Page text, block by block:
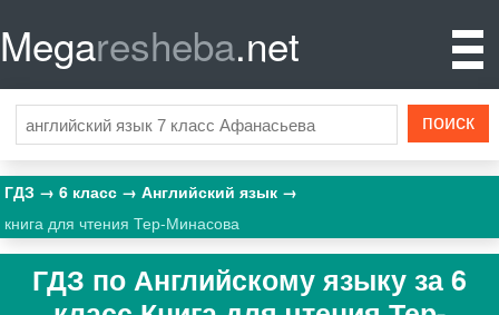
Megaresheba.net
ГДЗ 6 класс
Английский язык
книга для чтения Тер-Минасова
ГДЗ по Английскому языку за 6